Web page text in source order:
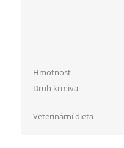
Hmotnost
Druh krmiva
Veterinární dieta